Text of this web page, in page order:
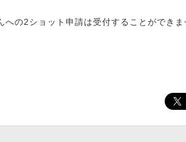
の2ショット申請は受付することができま